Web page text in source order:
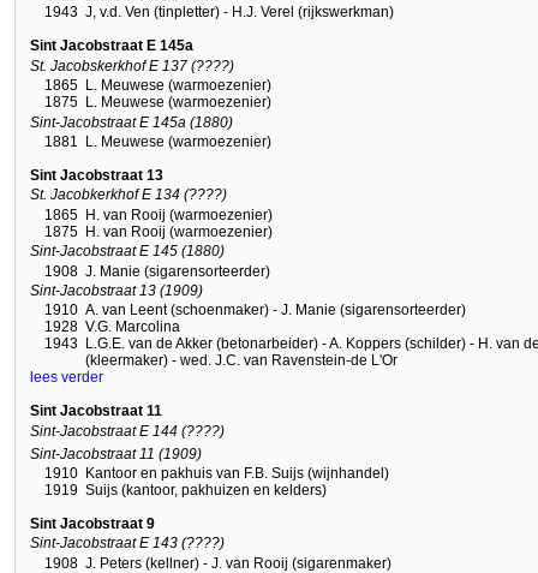
1943 J, v.d. Ven (tinpletter) - H.J. Verel (rijkswerkman)
Sint Jacobstraat E 145a
St. Jacobskerkhof E 137 (????)
1865 L. Meuwese (warmoezenier)
1875 L. Meuwese (warmoezenier)
Sint-Jacobstraat E 145a (1880)
1881
L. Meuwese (warmoezenier)
Sint Jacobstraat 13
St. Jacobkerkhof E 134 (????)
1865 H. van Rooij (warmoezenier)
1875 H. van Rooij (warmoezenier)
Sint-Jacobstraat E 145 (1880)
1908 J. Manie (sigarensorteerder)
Sint-Jacobstraat 13 (1909)
1910 A. van Leent (schoenmaker) - J. Manie (sigarensorteerder)
1928 V.G. Marcolina
1943 L.G.E. van de Akker (betonarbeider) - A. Koppers (schilder) - H. van
(kleermaker) - wed. J.C. van Ravenstein-de L'Or
lees verder
Sint Jacobstraat 11
Sint-Jacobstraat E 144 (????)
Sint-Jacobstraat 11 (1909)
1910 Kantoor en pakhuis van F.B. Suijs (wijnhandel)
1919 Suijs (kantoor, pakhuizen en kelders)
Sint Jacobstraat 9
Sint-Jacobstraat E 143 (????)
1908 J. Peters (kellner) - J. van Rooij (sigarenmaker)